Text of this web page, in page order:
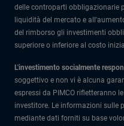
delle controparti obbligazionarie
liquidità del mercato e
del rimborso gli investimenti
superiore o inferiore al costo
L'investimento socialmente
soggettivo e non vi è alcuna
espressi da PIMCO rifletteranno
investitore. Le informazioni sulle
mediante dati forniti su base